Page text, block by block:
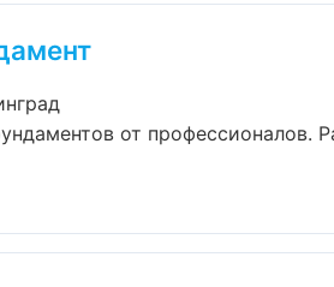
от профессионалов.